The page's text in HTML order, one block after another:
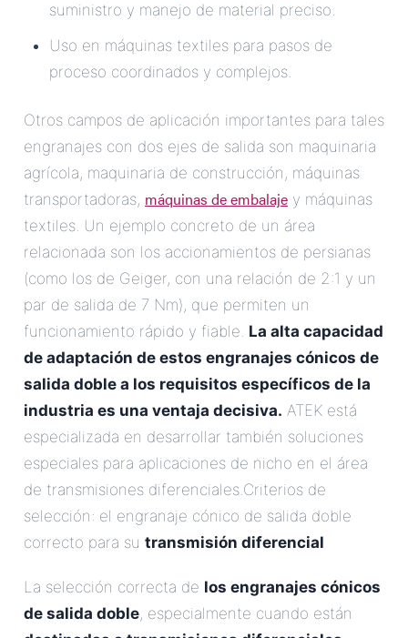
suministro y manejo de material preciso.
Uso en máquinas textiles para pasos de
proceso coordinados y complejos.
Otros campos de aplicación importantes para tales
engranajes con dos ejes de salida son maquinaria
agrícola, maquinaria de construcción, máquinas
transportadoras, máquinas de embalaje y máquinas
textiles. Un ejemplo concreto de un área
relacionada son los accionamientos de persianas
(como los de Geiger, con una relación de 2:1 y un
par de salida de 7 Nm), que permiten un
funcionamiento rápido y fiable. La alta capacidad
de adaptación de estos engranajes cónicos de
salida doble a los requisitos específicos de la
industria es una ventaja decisiva. ATEK está
especializada en desarrollar también soluciones
especiales para aplicaciones de nicho en el área
de transmisiones diferenciales.Criterios de
selección: el engranaje cónico de salida doble
correcto para su transmisión diferencial
La selección correcta de los engranajes cónicos
de salida doble, especialmente cuando están